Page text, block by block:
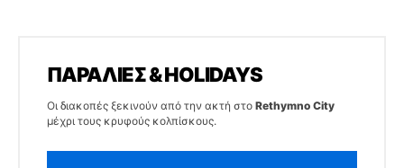
ΠΑΡΑΛΙΕΣ & HOLIDAYS
Οι διακοπές ξεκινούν από την ακτή στο Rethymno City
μέχρι τους κρυφούς κολπίσκους.